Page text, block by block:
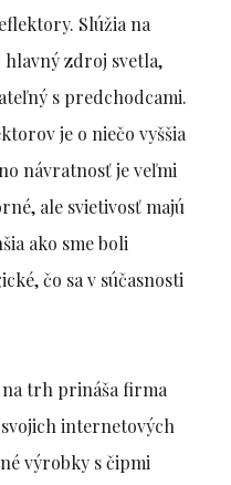
Slúžia na
hlavný zdroj svetla,
s predchodcami.
je o niečo vyššia
návratnosť je veľmi
ale svietivosť majú
ako sme boli
čo sa v súčasnosti
trh prináša firma
internetových
výrobky s čipmi